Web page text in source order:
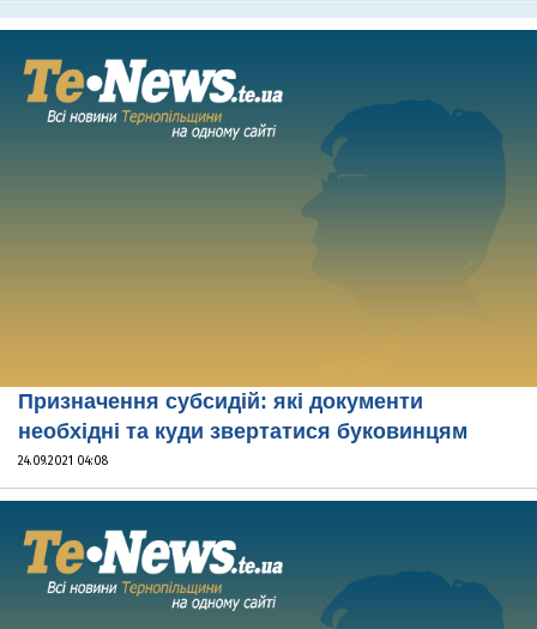
Призначення субсидій: які документи
необхідні та куди звертатися буковинцям
24.09.2021 04:08